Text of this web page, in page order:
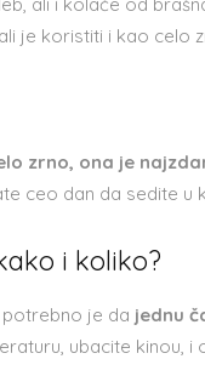
je koristiti i kao celo
zrno, ona je
ceo dan da sedite u
i koliko?
potrebno je da jednu
ubacite kinou, i